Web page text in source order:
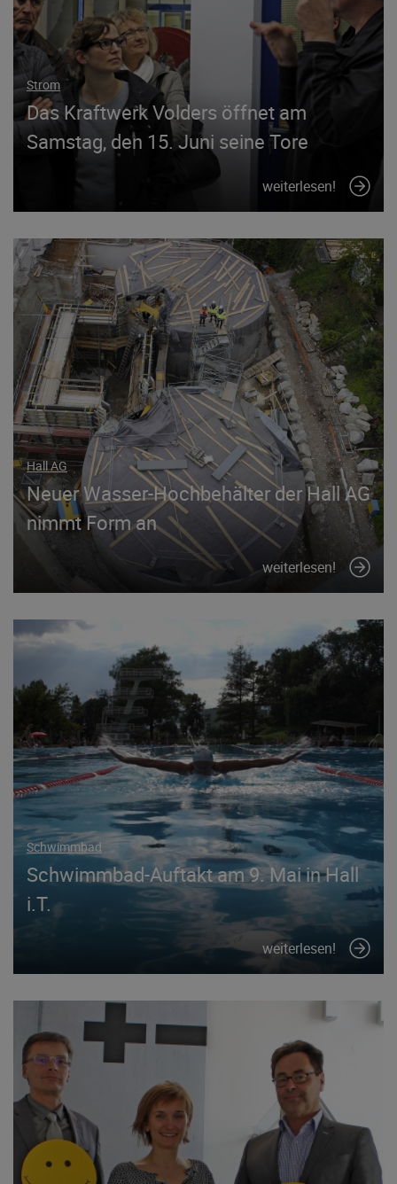
Strom
Das Kraftwerk Volders öffnet am
Samstag, den 15. Juni seine Tore
weiterlesen!
Hall AG
Neuer Wasser-Hochbehälter der Hall AG
nimmt Form an
weiterlesen!
Schwimmbad
Schwimmbad-Auftakt am 9. Mai in Hall
i.T.
weiterlesen!